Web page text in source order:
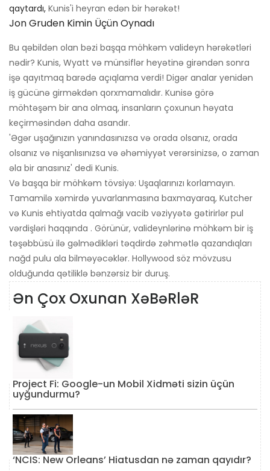
qaytardı, Kunis'i heyran edən bir hərəkət!
Jon Gruden Kimin Üçün Oynadı
Bu qəbildən olan bəzi başqa möhkəm valideyn hərəkətləri
nədir? Kunis, Wyatt və münsiflər heyətinə girəndən sonra
işə qayıtmaq barədə açıqlama verdi! Digər analar yenidən
iş gücünə girməkdən qorxmamalıdır. Kunisə görə
möhtəşəm bir ana olmaq, insanların çoxunun həyata
keçirməsindən daha asandır.
'Əgər uşağınızın yanındasınızsa və orada olsanız, orada
olsanız və nişanlısınızsa və əhəmiyyət verərsinizsə, o zaman
əla bir anasınız' dedi Kunis.
Və başqa bir möhkəm tövsiyə: Uşaqlarınızı korlamayın.
Tamamilə xəmirdə yuvarlanmasına baxmayaraq, Kutcher
və Kunis ehtiyatda qalmağı vacib vəziyyətə gətirirlər pul
vərdişləri haqqında . Görünür, valideynlərinə möhkəm bir iş
təşəbbüsü ilə gəlmədikləri təqdirdə zəhmətlə qazandıqları
nağd pulu ala bilməyəcəklər. Hollywood söz mövzusu
olduğunda qətiliklə bənzərsiz bir duruş.
Ən Çox Oxunan XəBəRləR
Project Fi: Google-un Mobil Xidməti sizin üçün
uyğundurmu?
‘NCIS: New Orleans’ Hiatusdan nə zaman qayıdır?